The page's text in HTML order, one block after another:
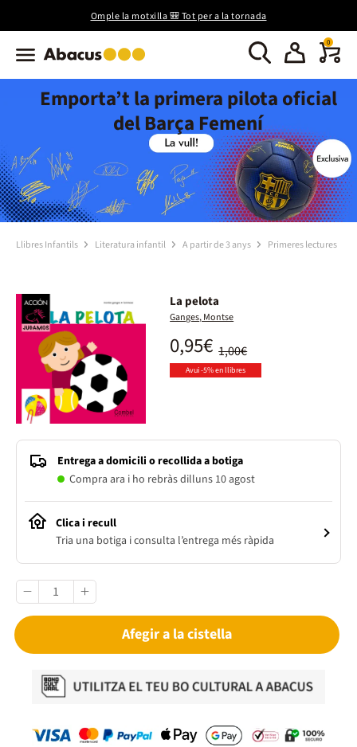
Omple la motxilla 🎒 Tot per a la tornada
0
Emporta’t la primera pilota oficial
del Barça Femení
Llibres Infantils Literatura infantil A partir de 3 anys Primeres lectures
La pelota
Ganges, Montse
1,00€
0,95€
Avui -5% en llibres
Entrega a domicili o recollida a botiga
Compra ara i ho rebràs dilluns 10 agost
Clica i recull
Tria una botiga i consulta l’entrega més ràpida
Afegir a la cistella